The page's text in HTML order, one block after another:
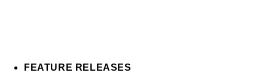
FEATURE RELEASES